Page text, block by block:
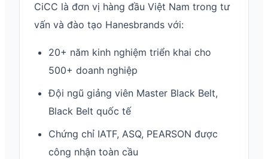
CiCC là đơn vị hàng đầu Việt Nam trong tư
vấn và đào tạo Hanesbrands với:
20+ năm kinh nghiệm triển khai cho
500+ doanh nghiệp
Đội ngũ giảng viên Master Black Belt,
Black Belt quốc tế
Chứng chỉ IATF, ASQ, PEARSON được
công nhận toàn cầu